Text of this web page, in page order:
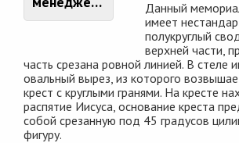
Данный
имеет
полукруглый
верхней части,
часть срезана ровной линией. В стеле
овальный вырез, из которого
крест с круглыми гранями. На кресте
распятие Иисуса, основание креста
собой срезанную под 45 градусов
фигуру.